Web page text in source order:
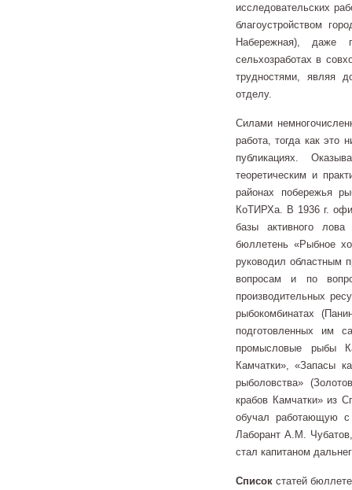
исследовательских
благоустройством
Набережная), даже
сельхозработах в
трудностями, являя
отделу.
Силами
работа, тогда как это
публикациях.
теоретическим и
районах побережья
КоТИРХа. В 1936 г.
базы активного
бюллетень «Рыбное
руководил областным
вопросам и по
производительных
рыбокомбинатах
подготовленных им
промысловые рыбы
Камчатки», «Запасы
рыболовства»
крабов Камчатки» из
обучал работающую с
Лаборант А.М.
стал капитаном
Список статей